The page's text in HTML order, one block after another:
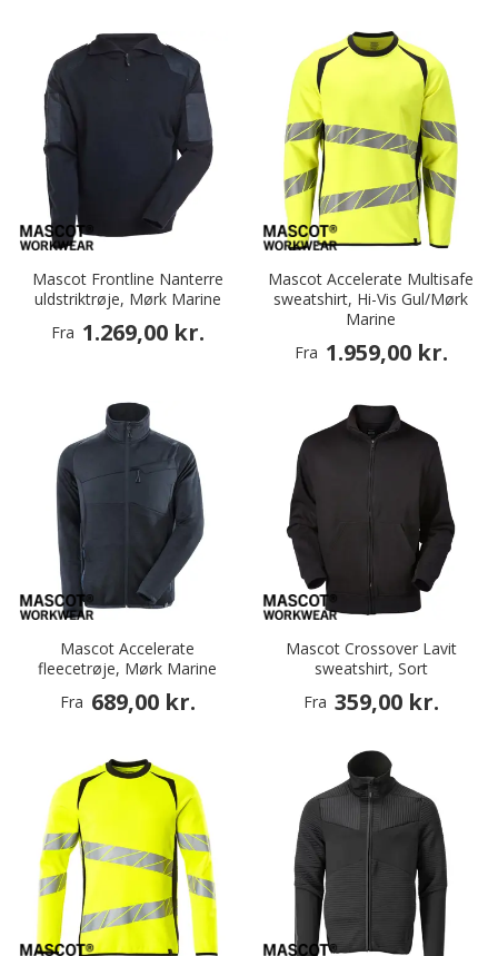
Mascot Frontline Nanterre
uldstriktrøje, Mørk Marine
Fra 1.269,00 kr.
Mascot Accelerate Multisafe
sweatshirt, Hi-Vis Gul/Mørk
Marine
Fra 1.959,00 kr.
Mascot Accelerate
fleecetrøje, Mørk Marine
Fra 689,00 kr.
Mascot Crossover Lavit
sweatshirt, Sort
Fra 359,00 kr.